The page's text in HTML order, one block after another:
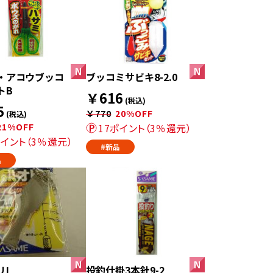
アコウブッコ
B
(税込)
ント（3％還元）
ブッコミサビキ8-2.0
￥616 (税込)
￥770 20%OFF
17ポイント（3％還元）
#新品
L 投釣仕掛3本針9-2